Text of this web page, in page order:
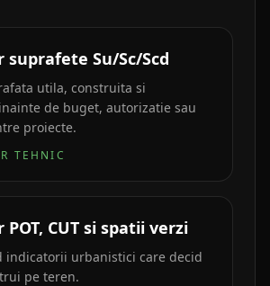
suprafete Su/Sc/Scd
utila, construita si
de buget, autorizatie sau
proiecte.
TEHNIC
CUT si spatii verzi
indicatorii urbanistici care decid
pe teren.